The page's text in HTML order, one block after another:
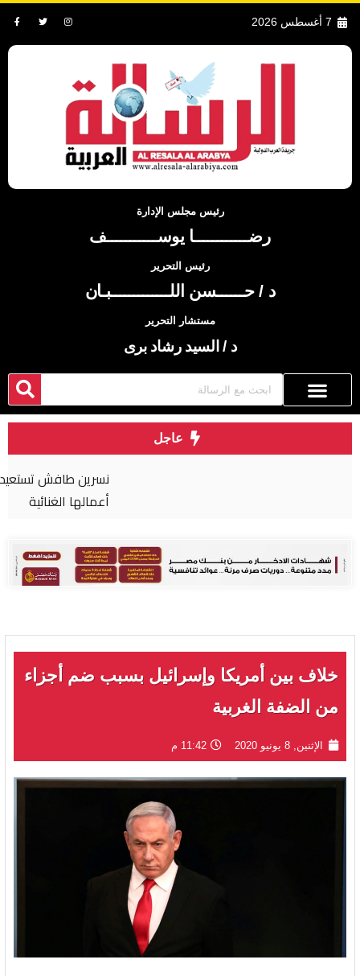
7 أغسطس 2026
رئيس مجلس الإدارة
رضــــــــــــا يوســـــــــــف
رئيس التحرير
د / حــــــسن اللـــــــــــــبـان
مستشار التحرير
د / السيد رشاد برى
عاجل
نسرين طافش تستعيد «الروقان» من كواليس أحدث
خلاف بين أمريكا وإسرائيل بسبب ضم أجزاء
من الضفة الغربية
الإثنين, 8 يونيو 2020 11:42 م